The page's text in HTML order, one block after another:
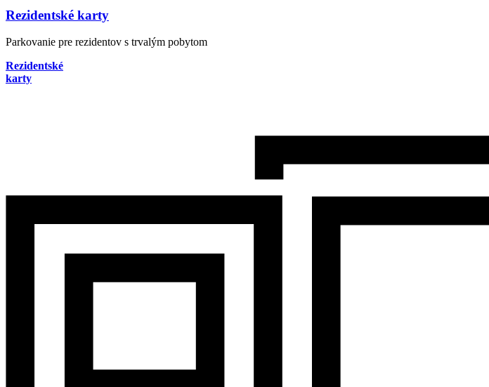
Rezidentské karty
Parkovanie pre rezidentov s trvalým pobytom
Rezidentské
karty